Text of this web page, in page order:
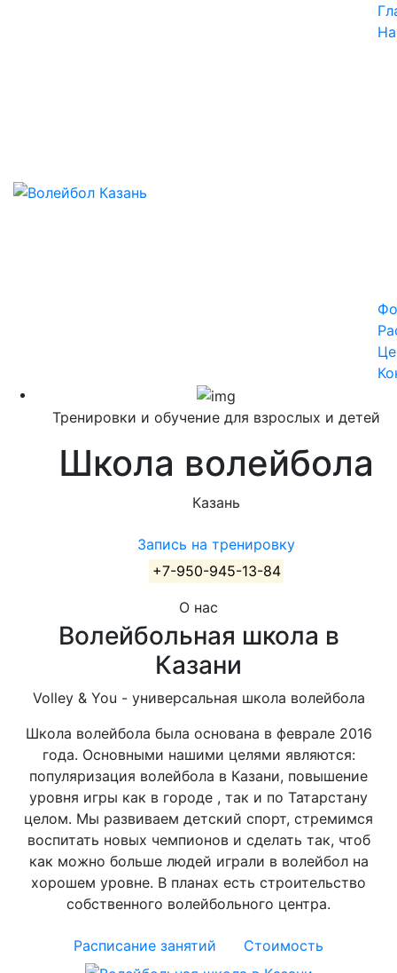
Тренировки и обучение для взрослых и детей
Школа волейбола
Казань
Запись на тренировку
+7-950-945-13-84
О нас
Волейбольная школа в
Казани
Volley & You - универсальная школа волейбола
Школа волейбола была основана в феврале 2016
года. Основными нашими целями являются:
популяризация волейбола в Казани, повышение
уровня игры как в городе , так и по Татарстану
целом. Мы развиваем детский спорт, стремимся
воспитать новых чемпионов и сделать так, чтоб
как можно больше людей играли в волейбол на
хорошем уровне. В планах есть строительство
собственного волейбольного центра.
Расписание занятий Стоимость